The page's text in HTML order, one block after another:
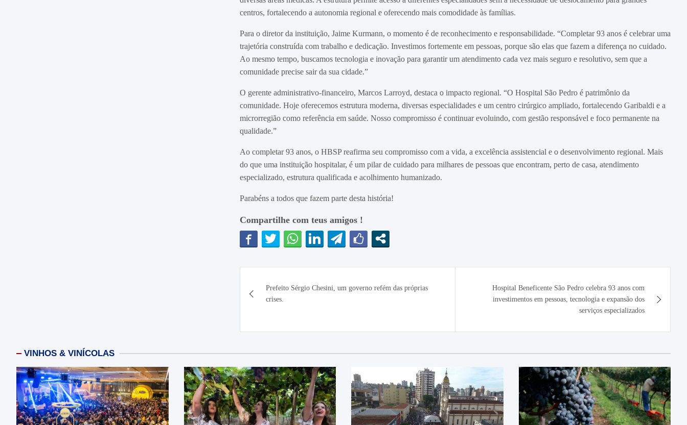
centros, fortalecendo a autonomia regional e oferecendo mais comodidade às famílias.
Para o diretor da instituição, Jaime Kurmann, o momento é de reconhecimento e responsabilidade. “Completar 93 anos é celebrar uma
trajetória construída com trabalho e dedicação. Investimos fortemente em pessoas, porque são elas que fazem a diferença no cuidado.
Ao mesmo tempo, buscamos tecnologia e inovação para garantir um atendimento cada vez mais seguro e resolutivo, sem que a
comunidade precise sair da sua cidade.”
O gerente administrativo-financeiro, Marcos Larroyd, destaca o impacto regional. “O Hospital São Pedro é patrimônio da
comunidade. Hoje oferecemos estrutura moderna, diversas especialidades e um centro cirúrgico ampliado, fortalecendo Garibaldi e a
microrregião como referência em saúde. Nosso compromisso é continuar evoluindo, com gestão responsável e foco permanente na
qualidade.”
Ao completar 93 anos, o HBSP reafirma seu compromisso com a vida, a excelência assistencial e o desenvolvimento regional. Mais
do que uma instituição hospitalar, é um pilar de cuidado para milhares de pessoas que encontram, perto de casa, atendimento
especializado, estrutura qualificada e acolhimento humanizado.
Parabéns a todos que fazem parte desta história!
Compartilhe com teus amigos !
de
Prefeito Sérgio Chesini, um governo refém das próprias
crises.
Hospital Beneficente São Pedro celebra 93 anos com
investimentos em pessoas, tecnologia e expansão dos
serviços especializados
VINHOS & VINÍCOLAS